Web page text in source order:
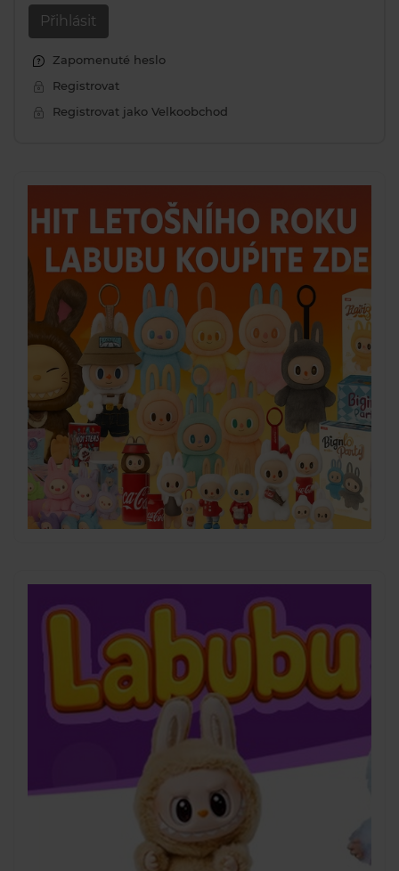
Přihlásit
Zapomenuté heslo
Registrovat
Registrovat jako Velkoobchod